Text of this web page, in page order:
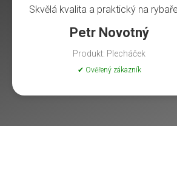
Skvělá kvalita a praktický na
Petr Novotný
Produkt: Plecháček
✔ Ověřený zákazník